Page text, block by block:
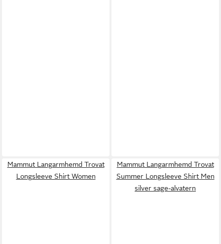
Mammut Langarmhemd Trovat
Longsleeve Shirt Women
Mammut Langarmhemd Trovat
Summer Longsleeve Shirt Men
silver sage-alvatern